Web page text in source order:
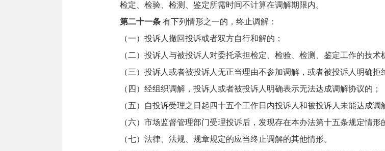
检定、检验、检测、鉴定所需时间不计算在调解期限内。
第二十一条 有下列情形之一的，终止调解：
（一）投诉人撤回投诉或者双方自行和解的；
（二）投诉人与被投诉人对委托承担检定、检验、检测、鉴定工作的技术
（三）投诉人或者被投诉人无正当理由不参加调解，或者被投诉人明确拒
（四）经组织调解，投诉人或者被投诉人明确表示无法达成调解协议的；
（五）自投诉受理之日起四十五个工作日内投诉人和被投诉人未能达成调
（六）市场监督管理部门受理投诉后，发现存在本办法第十五条规定情形
（七）法律、法规、规章规定的应当终止调解的其他情形。